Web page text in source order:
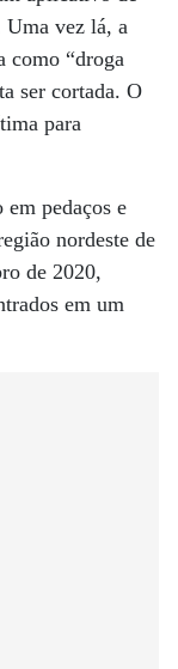
Uma vez lá, a
como “droga
ser cortada. O
para
pedaços e
nordeste de
de 2020,
em um